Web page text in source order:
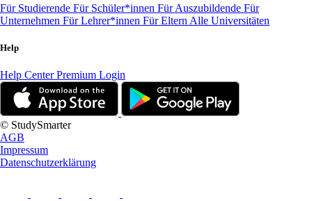
Für Studierende Für Schüler*innen Für Auszubildende Für
Unternehmen Für Lehrer*innen Für Eltern Alle Universitäten
Help
Help CenterPremium Login
© StudySmarter
AGB
Impressum
Datenschutzerklärung